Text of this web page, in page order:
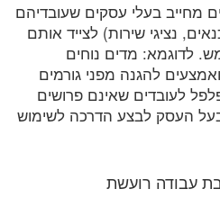
מחייב בעלי עסקים שעובדיהם
נציגי שירות) לצייד אותם
לדוגמא: מדים נוחים
להגנה מפני גורמים
לעובדים שאינם פרושים
בעל העסק לבצע הדרכה לשימוש
עבודה רועשת